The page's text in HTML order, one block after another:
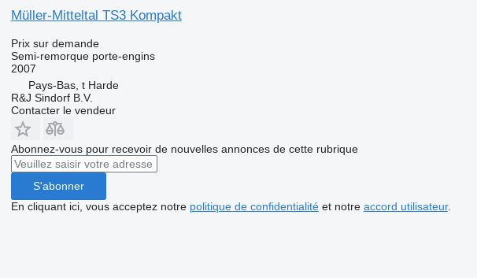
Müller-Mitteltal TS3 Kompakt
Prix sur demande
Semi-remorque porte-engins
2007
Pays-Bas, t Harde
R&J Sindorf B.V.
Contacter le vendeur
Abonnez-vous pour recevoir de nouvelles annonces de cette rubrique
S'abonner
En cliquant ici, vous acceptez notre politique de confidentialitéet notre accord utilisateur.